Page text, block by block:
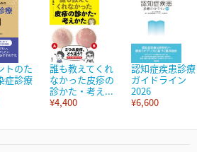
トのた
症診療
誰も教えてくれ
なかった皮疹の
診かた・考え...
¥4,400
認知症疾患診療
ガイドライン
2026
¥6,600